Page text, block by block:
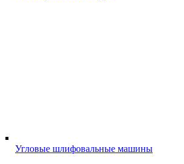
Угловые шлифовальные машины